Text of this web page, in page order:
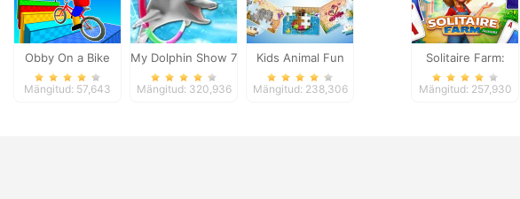
Obby On a Bike
Mängitud: 57,643
My Dolphin Show 7
Mängitud: 320,936
Kids Animal Fun
Mängitud: 238,306
Solitaire Farm:
Seasons
Mängitud: 257,930